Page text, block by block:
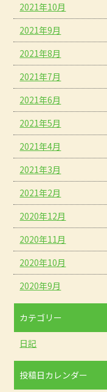
2021年10月
2021年9月
2021年8月
2021年7月
2021年6月
2021年5月
2021年4月
2021年3月
2021年2月
2020年12月
2020年11月
2020年10月
2020年9月
カテゴリー
日記
投稿日カレンダー